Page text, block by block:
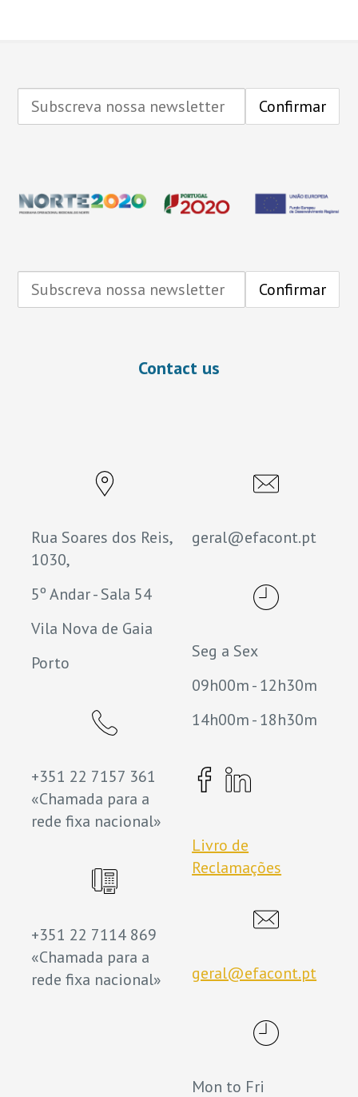
Contact us
Rua Soares dos Reis,
1030,
5º Andar - Sala 54
Vila Nova de Gaia
Porto
+351 22 7157 361
«Chamada para a
rede fixa nacional»
+351 22 7114 869
«Chamada para a
rede fixa nacional»
geral@efacont.pt
Seg a Sex
09h00m - 12h30m
14h00m - 18h30m
Livro de
Reclamações
geral@efacont.pt
Mon to Fri